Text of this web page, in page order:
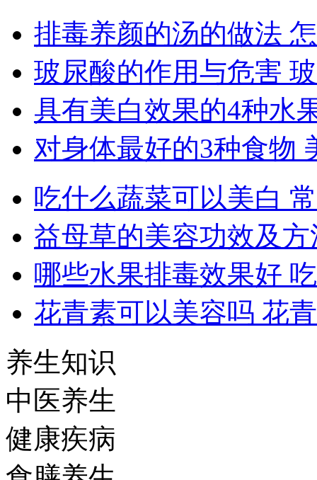
排毒养颜的汤的做法
玻尿酸的作用与危害
具有美白效果的4种水
对身体最好的3种食物
吃什么蔬菜可以美白
益母草的美容功效及方
哪些水果排毒效果好
花青素可以美容吗 花
养生知识
中医养生
健康疾病